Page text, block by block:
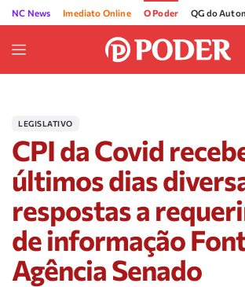
NC News Imediato Online O Poder QG do
LEGISLATIVO
CPI da Covid
últimos dias
respostas a
de informação
Agência Senado